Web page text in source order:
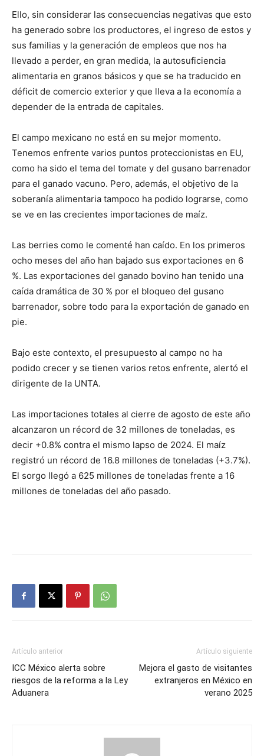
Ello, sin considerar las consecuencias negativas que esto
ha generado sobre los productores, el ingreso de estos y
sus familias y la generación de empleos que nos ha
llevado a perder, en gran medida, la autosuficiencia
alimentaria en granos básicos y que se ha traducido en
déficit de comercio exterior y que lleva a la economía a
depender de la entrada de capitales.
El campo mexicano no está en su mejor momento.
Tenemos enfrente varios puntos proteccionistas en EU,
como ha sido el tema del tomate y del gusano barrenador
para el ganado vacuno. Pero, además, el objetivo de la
soberanía alimentaria tampoco ha podido lograrse, como
se ve en las crecientes importaciones de maíz.
Las berries como le comenté han caído. En los primeros
ocho meses del año han bajado sus exportaciones en 6
%. Las exportaciones del ganado bovino han tenido una
caída dramática de 30 % por el bloqueo del gusano
barrenador, sobre todo para la exportación de ganado en
pie.
Bajo este contexto, el presupuesto al campo no ha
podido crecer y se tienen varios retos enfrente, alertó el
dirigente de la UNTA.
Las importaciones totales al cierre de agosto de este año
alcanzaron un récord de 32 millones de toneladas, es
decir +0.8% contra el mismo lapso de 2024. El maíz
registró un récord de 16.8 millones de toneladas (+3.7%).
El sorgo llegó a 625 millones de toneladas frente a 16
millones de toneladas del año pasado.
Artículo anterior
ICC México alerta sobre
riesgos de la reforma a la Ley
Aduanera
Artículo siguiente
Mejora el gasto de visitantes
extranjeros en México en
verano 2025